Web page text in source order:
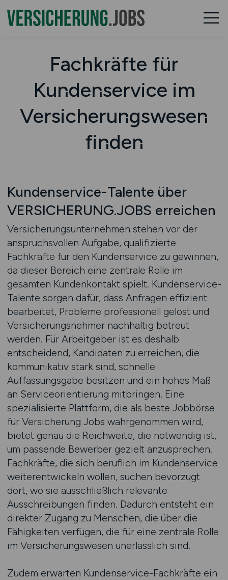
Fachkräfte für
Kundenservice im
Versicherungswesen
finden
Kundenservice-Talente über
VERSICHERUNG.JOBS erreichen
Versicherungsunternehmen stehen vor der
anspruchsvollen Aufgabe, qualifizierte
Fachkräfte für den Kundenservice zu gewinnen,
da dieser Bereich eine zentrale Rolle im
gesamten Kundenkontakt spielt. Kundenservice-
Talente sorgen dafür, dass Anfragen effizient
bearbeitet, Probleme professionell gelöst und
Versicherungsnehmer nachhaltig betreut
werden. Für Arbeitgeber ist es deshalb
entscheidend, Kandidaten zu erreichen, die
kommunikativ stark sind, schnelle
Auffassungsgabe besitzen und ein hohes Maß
an Serviceorientierung mitbringen. Eine
spezialisierte Plattform, die als beste Jobbörse
für Versicherung Jobs wahrgenommen wird,
bietet genau die Reichweite, die notwendig ist,
um passende Bewerber gezielt anzusprechen.
Fachkräfte, die sich beruflich im Kundenservice
weiterentwickeln wollen, suchen bevorzugt
dort, wo sie ausschließlich relevante
Ausschreibungen finden. Dadurch entsteht ein
direkter Zugang zu Menschen, die über die
Fähigkeiten verfügen, die für eine zentrale Rolle
im Versicherungswesen unerlässlich sind.
Zudem erwarten Kundenservice-Fachkräfte ein